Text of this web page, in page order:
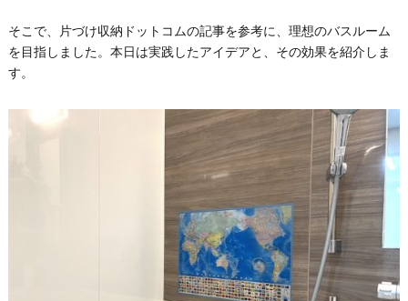
そこで、片づけ収納ドットコムの記事を参考に、理想のバスルーム
を目指しました。本日は実践したアイデアと、その効果を紹介しま
す。